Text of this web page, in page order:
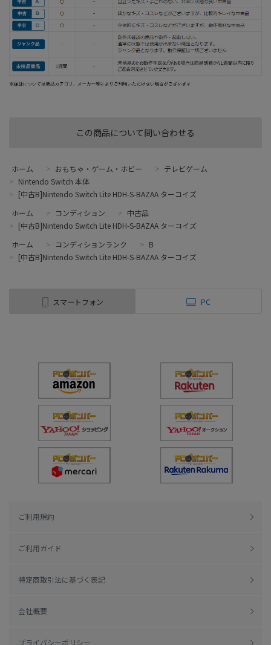
この商品について問い合わせる
ホーム > おもちゃ・ゲーム・ホビー > テレビゲーム
> Nintendo Switch 本体
> [中古B]Nintendo Switch Lite HDH-S-BAZAA ターコイズ
ホーム
> コンディション > 中古品
> [中古B]Nintendo Switch Lite HDH-S-BAZAA ターコイズ
ホーム
> コンディションランク > B
> [中古B]Nintendo Switch Lite HDH-S-BAZAA ターコイズ
スマートフォン PC
ご利用規約
ご利用ガイド
特定商取引法に基づく表記
会社概要
プライバシーポリシー